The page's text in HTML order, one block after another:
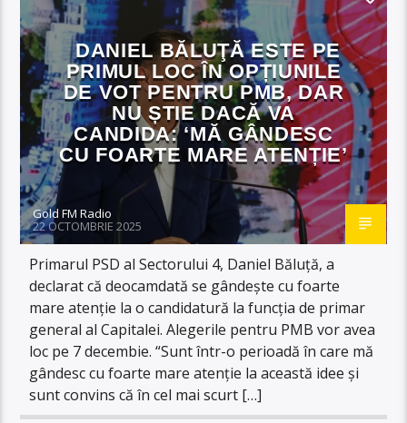
DANIEL BĂLUŢĂ ESTE PE
PRIMUL LOC ÎN OPȚIUNILE
DE VOT PENTRU PMB, DAR
NU ȘTIE DACĂ VA
CANDIDA: ‘MĂ GÂNDESC
CU FOARTE MARE ATENȚIE’
Gold FM Radio
22 OCTOMBRIE 2025
Primarul PSD al Sectorului 4, Daniel Băluță, a
declarat că deocamdată se gândeşte cu foarte
mare atenţie la o candidatură la funcţia de primar
general al Capitalei. Alegerile pentru PMB vor avea
loc pe 7 decembie. “Sunt într-o perioadă în care mă
gândesc cu foarte mare atenţie la această idee şi
sunt convins că în cel mai scurt […]